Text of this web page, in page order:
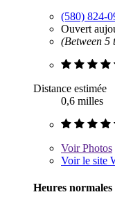
(580) 824-
Ouvert
(Between 5
Distance estimée
0,6 milles
VoirPhotos
Voir le site
Heures normales